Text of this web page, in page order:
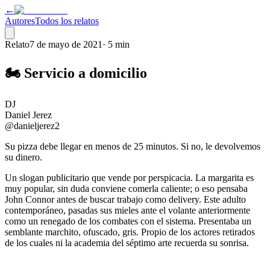
←
AutoresTodos los relatos
Relato7 de mayo de 2021 · 5 min
🏍️ Servicio a domicilio
DJ
Daniel Jerez
@danieljerez2
Su pizza debe llegar en menos de 25 minutos. Si no, le devolvemos
su dinero.
Un slogan publicitario que vende por perspicacia. La margarita es
muy popular, sin duda conviene comerla caliente; o eso pensaba
John Connor antes de buscar trabajo como delivery. Este adulto
contemporáneo, pasadas sus mieles ante el volante anteriormente
como un renegado de los combates con el sistema. Presentaba un
semblante marchito, ofuscado, gris. Propio de los actores retirados
de los cuales ni la academia del séptimo arte recuerda su sonrisa.